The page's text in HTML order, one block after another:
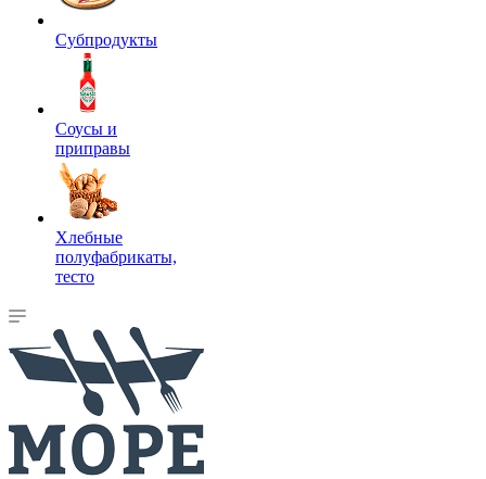
Субпродукты
Соусы и
приправы
Хлебные
полуфабрикаты,
тесто